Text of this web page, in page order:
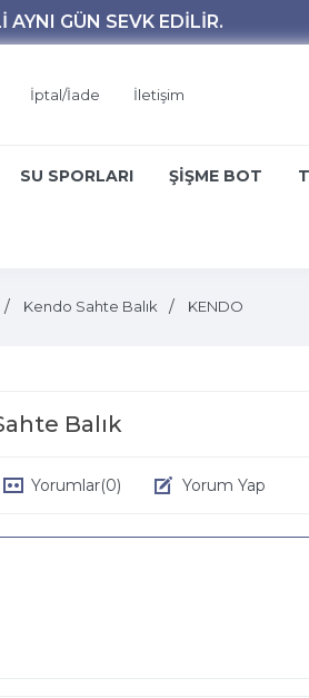
İptal/İade İletişim
SU SPORLARI ŞİŞME BOT
Kendo Sahte Balık KENDO
Balık
Yorumlar(0) Yorum Yap